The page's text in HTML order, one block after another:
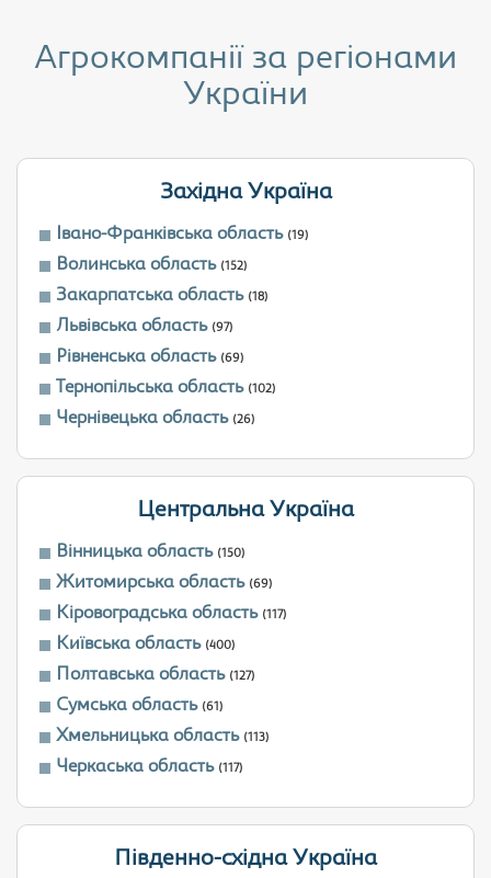
Агрокомпанії за регіонами
України
Західна Україна
Івано-Франківська область (19)
Волинська область (152)
Закарпатська область (18)
Львівська область (97)
Рівненська область (69)
Тернопільська область (102)
Чернівецька область (26)
Центральна Україна
Вінницька область (150)
Житомирська область (69)
Кіровоградська область (117)
Київська область (400)
Полтавська область (127)
Сумська область (61)
Хмельницька область (113)
Черкаська область (117)
Південно-східна Україна